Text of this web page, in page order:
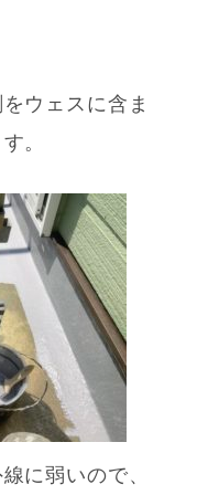
ウェスに含ま
。
に弱いので、